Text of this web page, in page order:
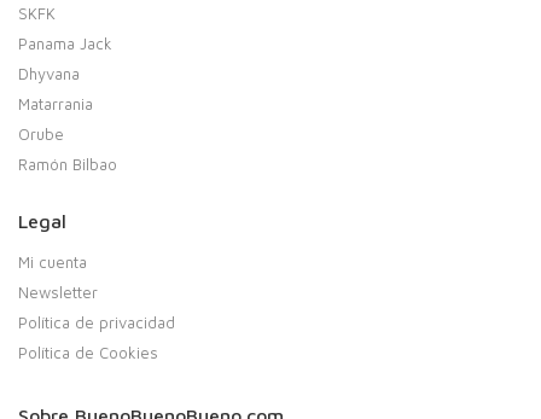
SKFK
Panama Jack
Dhyvana
Matarrania
Orube
Ramón Bilbao
Legal
Mi cuenta
Newsletter
Política de privacidad
Política de Cookies